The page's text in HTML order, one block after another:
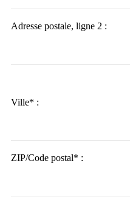
Adresse postale, ligne 2 :
Ville* :
ZIP/Code postal* :